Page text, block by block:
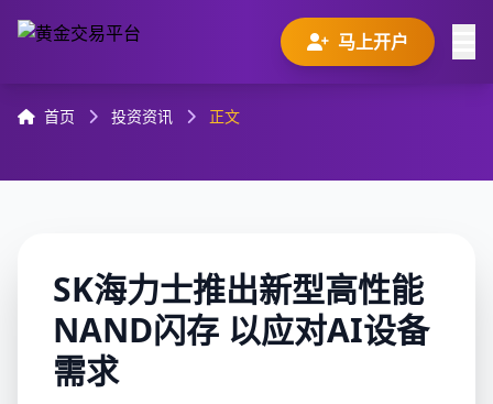
马上开户
首页 投资资讯 正文
SK海力士推出新型高性能
NAND闪存 以应对AI设备
需求